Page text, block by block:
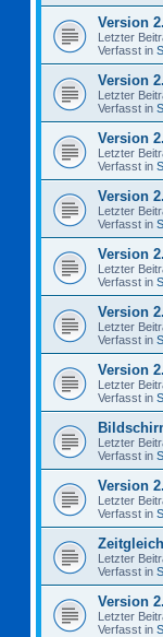
Version
Letzter
Verfasst in
Version
Letzter
Verfasst in
Version
Letzter
Verfasst in
Version
Letzter
Verfasst in
Version
Letzter
Verfasst in
Version
Letzter
Verfasst in
Version
Letzter
Verfasst in
Letzter
Verfasst in
Version
Letzter
Verfasst in
Letzter
Verfasst in
Version
Letzter
Verfasst in